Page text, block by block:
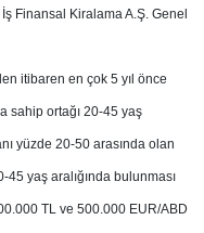
Finansal Kiralama A.Ş. Genel
itibaren en çok 5 yıl önce
sahip ortağı 20-45 yaş
yüzde 20-50 arasında olan
yaş aralığında bulunması
TL ve 500.000 EUR/ABD